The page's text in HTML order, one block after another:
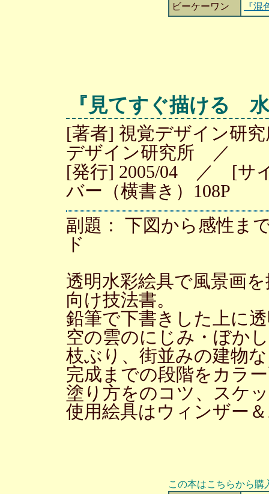
ビーケーワン
『
『見てすぐ描ける
[著者] 視覚デザイン研
デザイン研究所 ／
[発行] 2005/04 ／ [サ
バー（横書き）108P
副題： 下図から感性ま
ド
透明水彩絵具で風景画
向け技法書。
鉛筆で下書きした上に
空の雲のにじみ・ぼか
枝ぶり、街並みの建物
完成までの段階をカラ
塗り方をのコツ、スケ
使用絵具はウィンザー
この本はこちらから購